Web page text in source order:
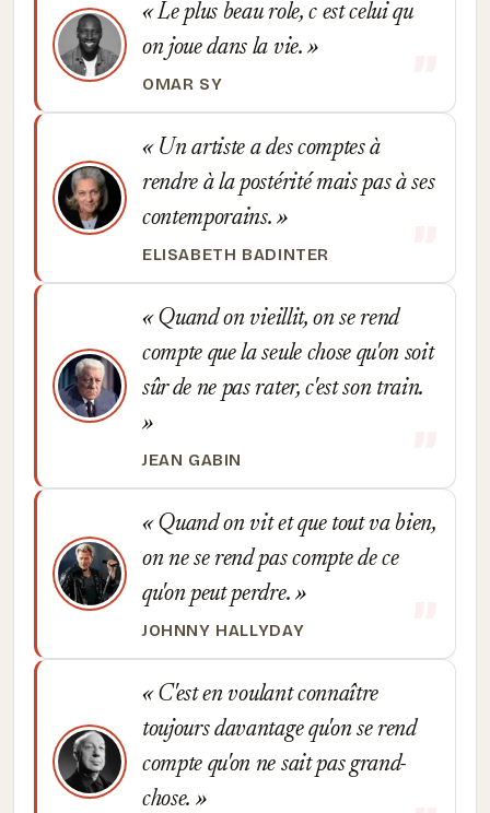
Le plus beau role, c est celui qu
on joue dans la vie.
OMAR SY
Un artiste a des comptes à
rendre à la postérité mais pas à ses
contemporains.
ELISABETH BADINTER
Quand on vieillit, on se rend
compte que la seule chose qu'on soit
sûr de ne pas rater, c'est son train.
JEAN GABIN
Quand on vit et que tout va bien,
on ne se rend pas compte de ce
qu'on peut perdre.
JOHNNY HALLYDAY
C'est en voulant connaître
toujours davantage qu'on se rend
compte qu'on ne sait pas grand-
chose.